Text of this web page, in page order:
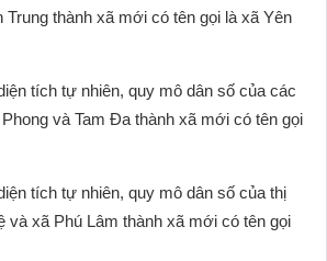
Trung thành xã mới có tên gọi là xã Yên
tích tự nhiên, quy mô dân số của các
và Tam Đa thành xã mới có tên gọi
tích tự nhiên, quy mô dân số của thị
và xã Phú Lâm thành xã mới có tên gọi